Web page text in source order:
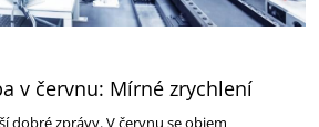
v červnu: Mírné zrychlení
dobré zprávy. V červnu se objem